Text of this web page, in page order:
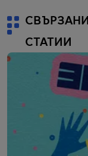
СВЪРЗАНИ
СТАТИИ